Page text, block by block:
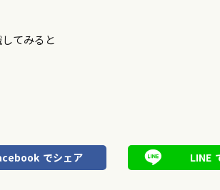
てみると
でシェア LINE